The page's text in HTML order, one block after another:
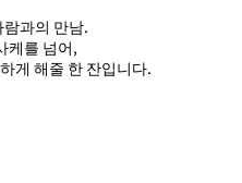
과의 만남.
케를 넘어,
게 해줄 한 잔입니다.